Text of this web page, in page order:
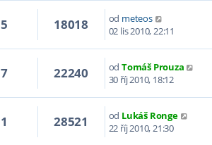
5 18018 od meteos
02 lis 2010, 22:11
7 22240 od Tomáš Prouza
30 říj 2010, 18:12
1 28521 od Lukáš Ronge
22 říj 2010, 21:30